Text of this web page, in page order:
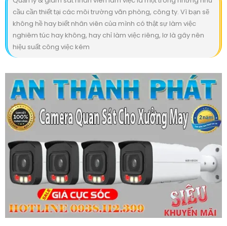
cầu cần thiết tại các môi trường văn phòng, công ty. Vì bạn sẽ
không hề hay biết nhân viên của mình có thật sự làm việc
nghiêm túc hay không, hay chỉ làm việc riêng, lơ là gây nên
hiệu suất công việc kém